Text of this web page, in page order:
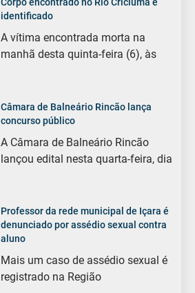
Corpo encontrado no Rio Criciúma é
identificado
A vítima encontrada morta na
manhã desta quinta-feira (6), às
Câmara de Balneário Rincão lança
concurso público
A Câmara de Balneário Rincão
lançou edital nesta quarta-feira, dia
Professor da rede municipal de Içara é
denunciado por assédio sexual contra
aluno
Mais um caso de assédio sexual é
registrado na Região